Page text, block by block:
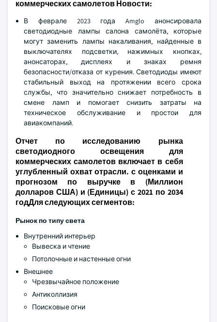
коммерческих самолетов Новости:
В феврале 2023 года Amglo анонсировала
светодиодные лампы салона самолёта, которые
могут заменить лампы накаливания, найденные в
выключателях подсветки, нажимных кнопках,
анонсаторах, дисплеях и знаках ремня
безопасности/отказа от курения. Светодиоды имеют
стабильный выход на протяжении всего срока
службы, что значительно снижает потребность в
смене ламп и помогает снизить затраты на
техническое обслуживание и простои для
авиакомпаний.
Отчет по исследованию рынка
светодиодного освещения для
коммерческих самолетов включает в себя
углубленный охват отрасли. с оценками и
прогнозом по выручке в (Миллион
долларов США) и (Единицы) с 2021 по 2034
годДля следующих сегментов:
Рынок по типу света
Внутренний интерьер
Вывеска и чтение
Потолочные и настенные огни
Внешнее
Чрезвычайное положение
Антиколлизия
Поисковые огни